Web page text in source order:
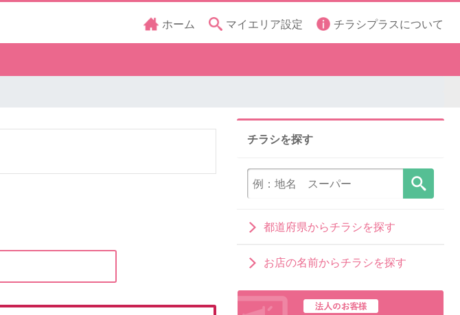
ホーム マイエリア設定 チラシプラスについて
チラシを探す
都道府県からチラシを探す
お店の名前からチラシを探す